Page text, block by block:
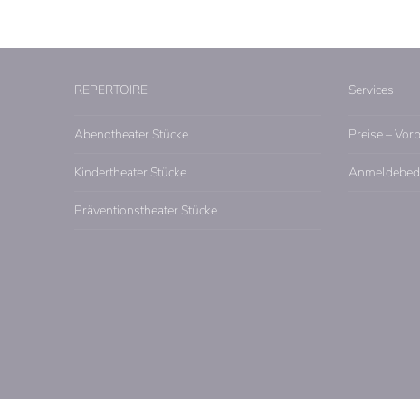
REPERTOIRE
Abendtheater Stücke
Kindertheater Stücke
Präventionstheater Stücke
Services
Preise –